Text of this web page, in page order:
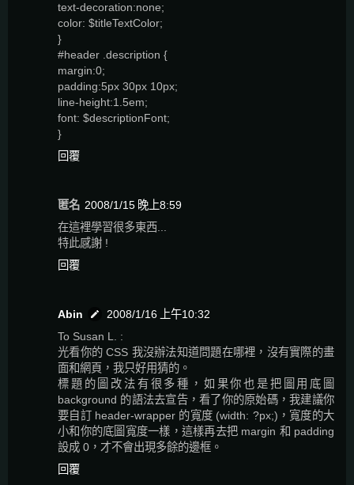
text-decoration:none;
color: $titleTextColor;
}
#header .description {
margin:0;
padding:5px 30px 10px;
line-height:1.5em;
font: $descriptionFont;
}
回覆
匿名 2008/1/15 晚上8:59
在這裡學習很多東西...
特此感謝 !
回覆
Abin
2008/1/16 上午10:32
To Susan L. :
光看你的 CSS 我沒辦法知道問題在哪裡，沒有實際的畫
面和網頁，我只好用猜的。
標題的圖改法有很多種，如果你也是把圖用底圖
background 的語法去宣告，看了你的原始碼，我建議你
要自訂 header-wrapper 的寬度 (width: ?px;)，寬度的大
小和你的底圖寬度一樣，這樣再去把 margin 和 padding
設成 0，才不會出現多餘的邊框。
回覆